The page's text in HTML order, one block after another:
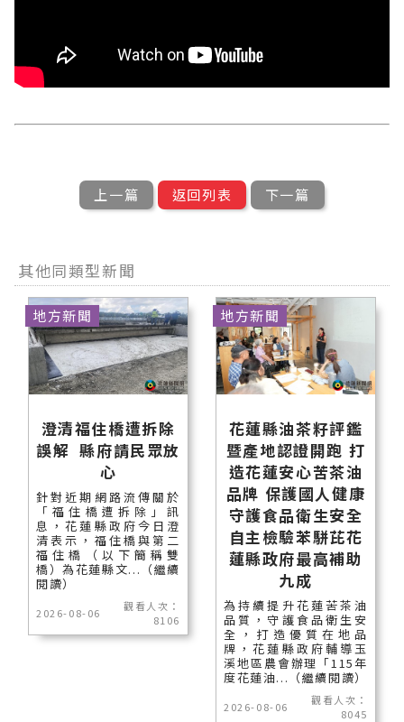
上一篇 返回列表 下一篇
其他同類型新聞
澄清福住橋遭拆除
誤解 縣府請民眾放
心
針對近期網路流傳關於
「福住橋遭拆除」訊
息，花蓮縣政府今日澄
清表示，福住橋與第二
福住橋（以下簡稱雙
橋）為花蓮縣文...（繼續
閱讀）
2026-08-06
觀看人次：
8106
地方新聞
花蓮縣油茶籽評鑑
暨產地認證開跑 打
造花蓮安心苦茶油
品牌 保護國人健康
守護食品衛生安全
自主檢驗苯駢芘花
蓮縣政府最高補助
九成
為持續提升花蓮苦茶油
品質，守護食品衛生安
全，打造優質在地品
牌，花蓮縣政府輔導玉
溪地區農會辦理「115年
度花蓮油...（繼續閱讀）
2026-08-06
觀看人次：
8045
地方新聞